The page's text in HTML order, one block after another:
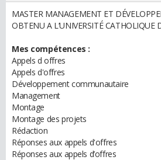
MASTER MANAGEMENT ET
OBTENU A L’UNIVERSITÉ CATHOLIQUE
Mes compétences :
Appels d offres
Appels d'offres
Développement communautaire
Management
Montage
Montage des projets
Rédaction
Réponses aux appels d'offres
Réponses aux appels d’offres